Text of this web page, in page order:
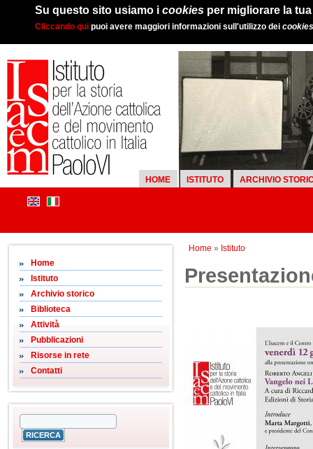
Su questo sito usiamo i cookies per migliorare la
Cliccando qui puoi avere maggiori informazioni sull'utilizzo dei cookies
HOME ISTITUTO ARCHIVIO
Home » Istituto
Home
Istituto
Archivio storico
Biblioteca
Attività
Pubblicazioni
Risorse in rete
Contatti